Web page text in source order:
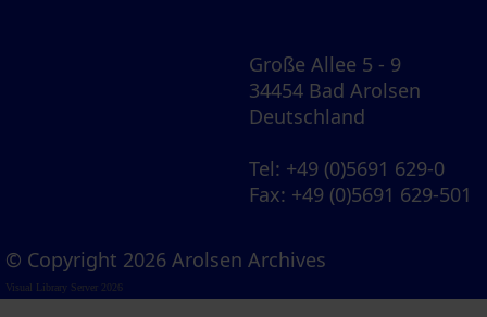
Große Allee 5 - 9
34454 Bad Arolsen
Deutschland
Tel: +49 (0)5691 629-0
Fax: +49 (0)5691 629-501
© Copyright 2026 Arolsen Archives
Visual Library Server 2026